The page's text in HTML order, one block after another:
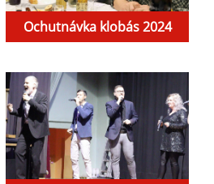
Ochutnávka klobás 2024